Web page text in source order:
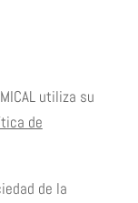
utiliza su
de
de la